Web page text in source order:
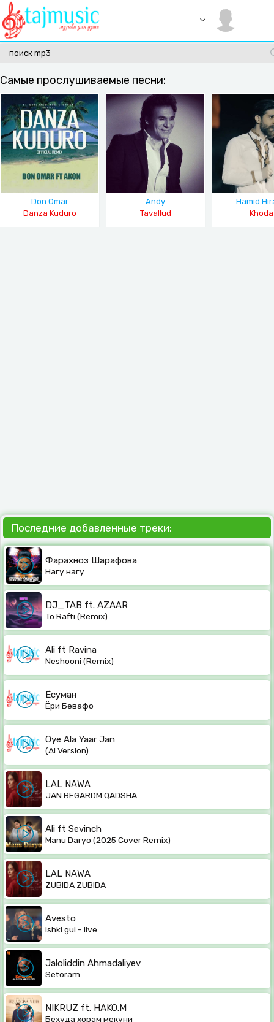
Самые прослушиваемые песни:
Don Omar
Danza Kuduro
Andy
Tavallud
Hamid
Khoda
Последние добавленные треки:
Фарахноз Шарафова
Нагу нагу
DJ_TAB ft. AZAAR
To Rafti (Remix)
Ali ft Ravina
Neshooni (Remix)
Ёсуман
Ёри Бевафо
Oye Ala Yaar Jan
(AI Version)
LAL NAWA
JAN BEGARDM QADSHA
Ali ft Sevinch
Manu Daryo (2025 Cover Remix)
LAL NAWA
ZUBIDA ZUBIDA
Avesto
Ishki gul - live
Jaloliddin Ahmadaliyev
Setoram
NIKRUZ ft. HAKO.M
Беҳуда хорам мекуни